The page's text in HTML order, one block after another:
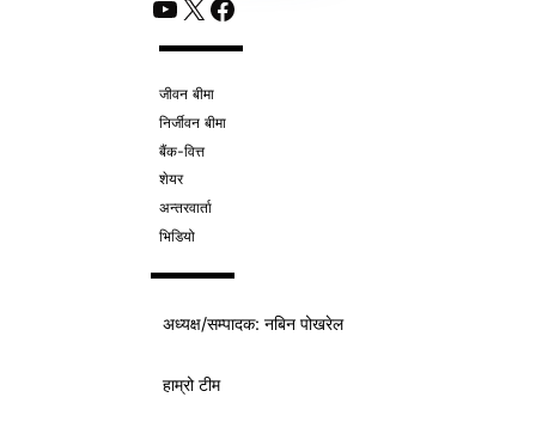
YouTube
X Facebook
जीवन बीमा
निर्जीवन बीमा
बैंक-वित्त
शेयर
अन्तरवार्ता
भिडियो
अध्यक्ष/सम्पादक: नबिन पोखरेल
हाम्रो टीम